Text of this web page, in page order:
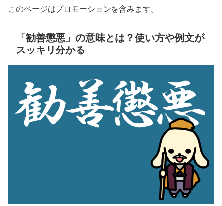
このページはプロモーションを含みます。
「勧善懲悪」の意味とは？使い方や例文が
スッキリ分かる